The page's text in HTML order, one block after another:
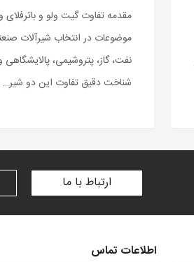
مقدمه تفاوت گیت ولو و باترفلای
موضوعات در انتخاب شیرآلات
نفت، گاز، پتروشیمی،
شناخت دقیق تفاوت این دو شیر…
ارتباط با ما
اطلاعات تماس